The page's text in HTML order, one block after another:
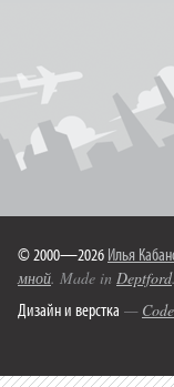
© 2000—2026 Илья
мной. Made in Deptford.
Дизайн и верстка —